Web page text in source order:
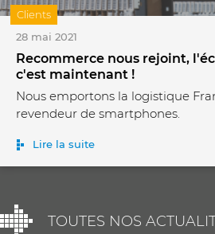
28 mai 2021
Recommerce nous rejoint,
c'est maintenant !
Nous emportons la logistique
revendeur de smartphones.
Lire la suite
Clients
TOUTES NOS